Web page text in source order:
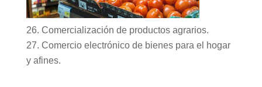
Comercialización de productos agrarios.
Comercio electrónico de bienes para el hogar
y afines.